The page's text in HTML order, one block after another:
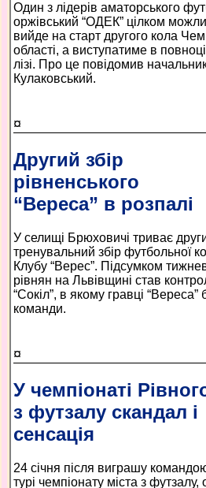
Один з лідерів аматорського
оржівський “ОДЕК” цілком
вийде на старт другого кола
області, а виступатиме в
лізі. Про це повідомив
Кулаковський.
¤
Другий збір
рівненського
“Вереса” в розпалі
У селищі Брюховичі триває
тренувальний збір футбольної
Клубу “Верес”. Підсумком
рівнян на Львівщині став
“Сокіл”, в якому гравці “Вереса”
команди.
¤
У чемпіонаті
з футзалу скандал і
сенсація
24 січня після виграшу
турі чемпіонату міста з